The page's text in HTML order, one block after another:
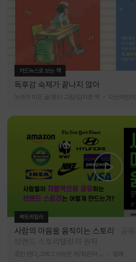
카드뉴스로 보는 책
독후감 숙제가 끝나지 않아
누카가 미오 글/토티 그림/김지영 역 다산어린이
북트레일러
사람의 마음을 움직이는 스토리
공
브랜드 스토리텔링의 원칙
알레